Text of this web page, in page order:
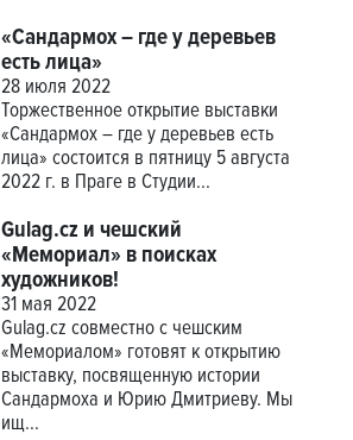
«Сандармох – где у деревьев
есть лица»
28 июля 2022
Торжественное открытие выставки
«Сандармох – где у деревьев есть
лица» состоится в пятницу 5 августа
2022 г. в Праге в Студии...
Gulag.cz и чешский
«Мемориал» в поисках
художников!
31 мая 2022
Gulag.cz совместно с чешским
«Мемориалом» готовят к открытию
выставку, посвященную истории
Сандармоха и Юрию Дмитриеву. Мы
ищ...